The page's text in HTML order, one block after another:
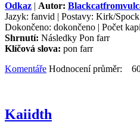
Odkaz | Autor:
Jazyk: fanvid | Postavy: Kirk/
Dokončeno: dokončeno | Počet
Shrnutí: Následky Pon farr
Klíčová slova: pon farr
Komentáře Hodnocení průměr:
Kaiidth